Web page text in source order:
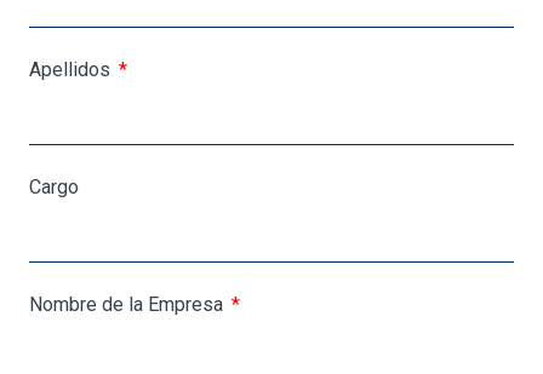
Apellidos
Cargo
Nombre de la Empresa